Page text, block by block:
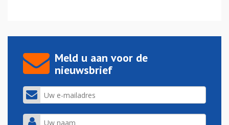
Meld u aan voor de
nieuwsbrief